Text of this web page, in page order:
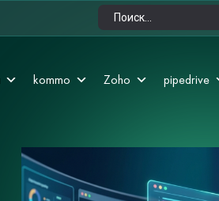
kommo Zoho pipedrive